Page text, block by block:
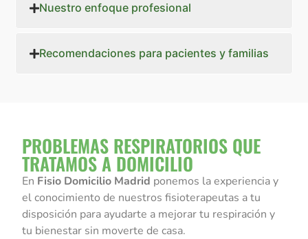
Nuestro enfoque profesional
Recomendaciones para pacientes y familias
PROBLEMAS RESPIRATORIOS QUE
TRATAMOS A DOMICILIO
En Fisio Domicilio Madrid ponemos la experiencia y
el conocimiento de nuestros fisioterapeutas a tu
disposición para ayudarte a mejorar tu respiración y
tu bienestar sin moverte de casa.